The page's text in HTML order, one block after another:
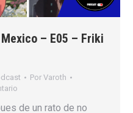
– E05 – Friki
Por Varoth
de un rato de no